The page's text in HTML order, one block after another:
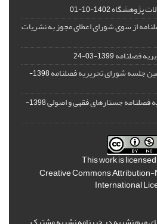
پژوهشگاه1402-10-01
از سوی شورای اعطای مجوز به نشریات
فصلنامه1399-03-24
جلسه شورای تحریریه فصلنامه
1398-
فصلنامه جستارهای فقهی و اصولی
1398-
This work is
Creative Commons
International